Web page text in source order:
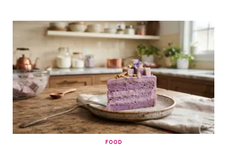
FOOD